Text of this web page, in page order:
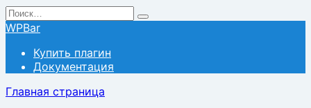
Перейти
к
Search
for:
WPBar
Купить плагин
Документация
Главная страница